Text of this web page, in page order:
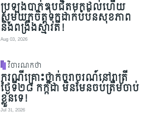
ប្រឡងបាក់ឌុបជិតមកដល់ហើយ
សូមយកចិត្តទុកដាក់បំប៉នសុខភាព
និងពង្រឹងស្មារតី!
Aug 03, 2026
វិចារណកថា
ករណីគ្រោះថ្នាក់ចរាចរណ៍នៅរាត្រី
ថ្ងៃទី២៨ កក្កដា មិនមែនចប់ត្រឹមចាប់
ខ្លួនទេ!
Jul 31, 2026